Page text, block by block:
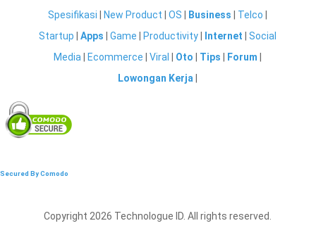
Spesifikasi
New Product |OS Business Telco
Startup |Apps |Game Productivity Internet |Social
Media
Ecommerce |Viral Oto Tips Forum
Lowongan Kerja
Secured By Comodo
Copyright 2026 Technologue ID. All rights reserved.